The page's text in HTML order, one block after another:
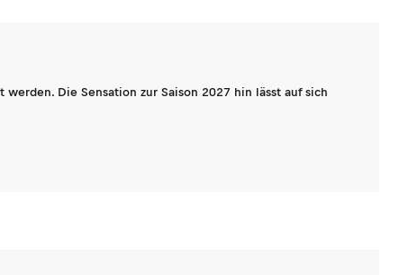
Die Sensation zur Saison 2027 hin lässt auf sich